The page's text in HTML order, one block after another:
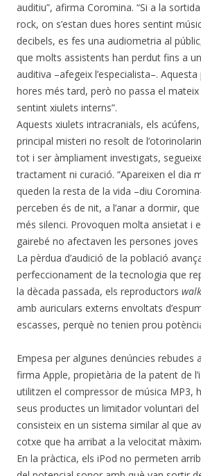
auditiu”, afirma Coromina. “Si a la
rock, on s’estan dues hores sentint
decibels, es fes una audiometria al
que molts assistents han perdut fins a
auditiva –afegeix l’especialista–.
hores més tard, però no passa el
sentint xiulets interns”.
Aquests xiulets intracranials, els
principal misteri no resolt de
tot i ser àmpliament investigats,
tractament ni curació. “Apareixen el dia
queden la resta de la vida –diu
perceben és de nit, a l’anar a dormir,
més silenci. Provoquen molta ansietat i
gairebé no afectaven les persones joves
La pèrdua d’audició de la població
perfeccionament de la tecnologia que
la dècada passada, els reproductors
amb auriculars externs envoltats
escasses, perquè no tenien prou
Empesa per algunes denúncies rebudes
firma Apple, propietària de la patent de
utilitzen el compressor de música MP3,
seus productes un limitador voluntari
consisteix en un sistema similar al que
cotxe que ha arribat a la velocitat
En la pràctica, els iPod no permeten